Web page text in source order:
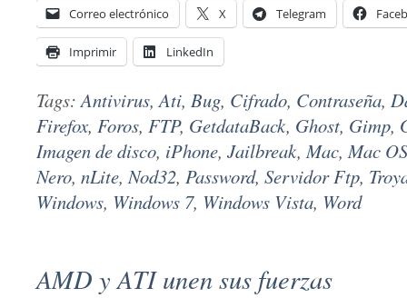
Correo electrónico X Telegram
Imprimir LinkedIn
Tags:Antivirus,Ati, Bug, Cifrado, Contraseña,
Firefox, Foros, FTP, GetdataBack, Ghost, Gimp,
Imagen de disco, iPhone, Jailbreak,Mac,Mac
Nero, nLite,Nod32, Password, Servidor Ftp,
Windows, Windows 7, Windows Vista, Word
AMD y ATI unen sus fuerzas